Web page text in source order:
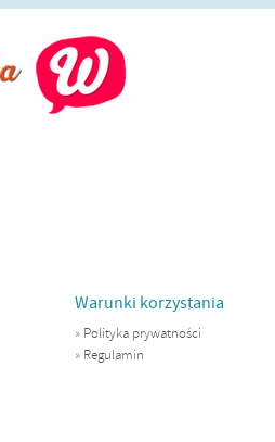
Warunki korzystania
» Polityka prywatności
» Regulamin